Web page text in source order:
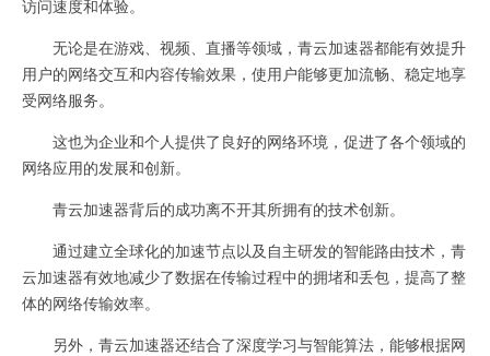
访问速度和体验。
无论是在游戏、视频、直播等领域，青云加速器都能有效提升
用户的网络交互和内容传输效果，使用户能够更加流畅、稳定地享
受网络服务。
这也为企业和个人提供了良好的网络环境，促进了各个领域的
网络应用的发展和创新。
青云加速器背后的成功离不开其所拥有的技术创新。
通过建立全球化的加速节点以及自主研发的智能路由技术，青
云加速器有效地减少了数据在传输过程中的拥堵和丢包，提高了整
体的网络传输效率。
另外，青云加速器还结合了深度学习与智能算法，能够根据网